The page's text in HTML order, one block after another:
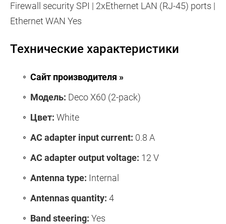
Firewall security SPI | 2xEthernet LAN (RJ-45) ports |
Ethernet WAN Yes
Технические характеристики
Сайт производителя »
Модель: Deco X60 (2-pack)
Цвет: White
AC adapter input current: 0.8 A
AC adapter output voltage: 12 V
Antenna type: Internal
Antennas quantity: 4
Band steering: Yes